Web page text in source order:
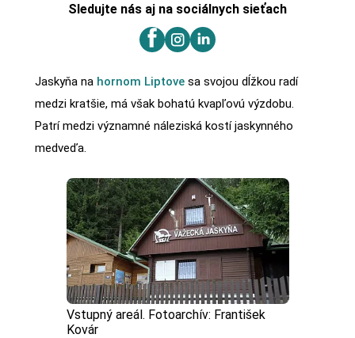
Sledujte nás aj na sociálnych sieťach
Jaskyňa na hornom Liptovesa svojou dĺžkou radí
medzi kratšie, má však bohatú kvapľovú výzdobu.
Patrí medzi významné náleziská kostí jaskynného
medveďa.
Vstupný areál. Fotoarchív: František
Kovár